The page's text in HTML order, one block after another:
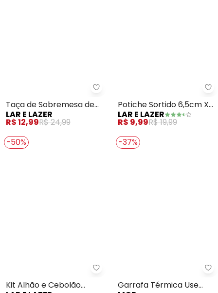
Lar e Lazer - Taça de
Taça de Sobremesa de
Cristal Bico de Abacaxi
260ml
LAR E LAZER
R$ 12,99
Potiche Sortido 6,5cm X
6,5cm
LAR E LAZER
R$ 9,99
Lar e Lazer - Kit Alhão e